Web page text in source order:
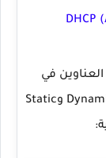
في
وStatic